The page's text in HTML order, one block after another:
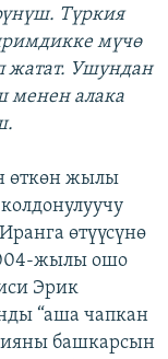
Түркия
мүчө
жатат. Ушундан
алака
өткөн жылы
өтүүсүнө
жылы ошо
Эрик
“аша чапкан
башкарсын